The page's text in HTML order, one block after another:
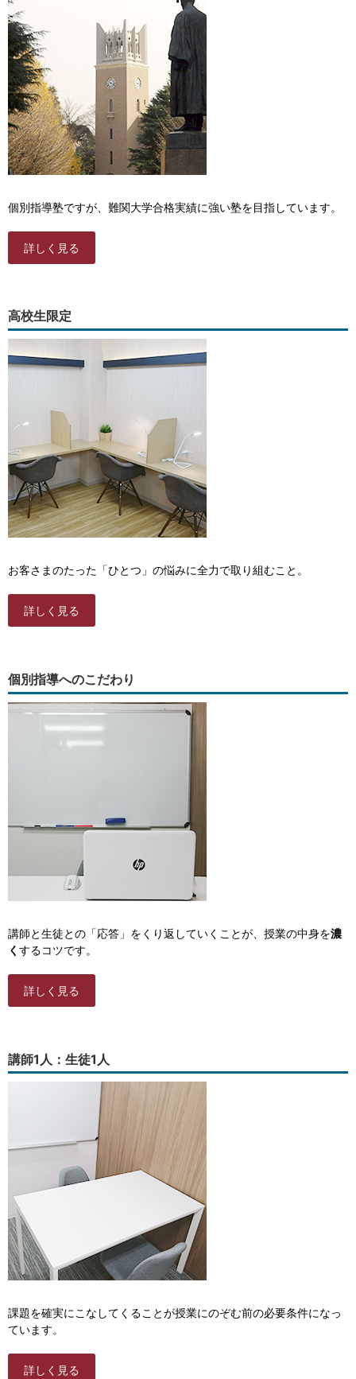
個別指導塾ですが、難関大学合格実績に強い塾を目指しています。
詳しく見る
高校生限定
お客さまのたった「ひとつ」の悩みに全力で取り組むこと。
詳しく見る
個別指導へのこだわり
講師と生徒との「応答」をくり返していくことが、授業の中身を濃
く するコツです。
詳しく見る
講師1人：生徒1人
課題を確実にこなしてくることが授業にのぞむ前の必要条件になっ
ています。
詳しく見る